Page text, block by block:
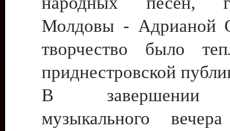
Молдовы - Адрианой
творчество было
приднестровской
В завершении
музыкального вечера